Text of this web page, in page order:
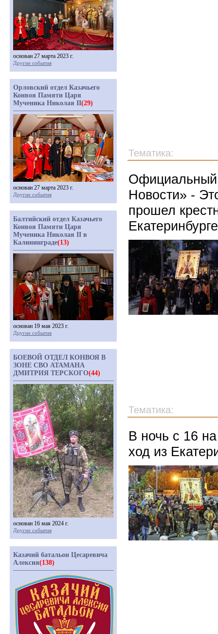
Тематика:
Официальный
Новости» -
прошел
Екатеринбурге
Тематика:
В ночь с 16
ход из
основан 27 марта 2023 г.
Другие события
Орловский отдел Казачьего
Конвоя Памяти Царя
Мученика Николая II(29)
основан 27 марта 2023 г.
Другие события
Балтийский отдел Казачьего
Конвоя Памяти Царя
Мученика Николая II в
Калининграде(13)
основан 19 мая 2023 г.
Другие события
БОЕВОЙ ОТДЕЛ КОНВОЯ В
ЗОНЕ СВО АТАМАНА
ДМИТРИЯ ТЕРСКОГО(44)
основан 16 мая 2024 г.
Другие события
Казачий батальон Цесаревича
Алексия(138)